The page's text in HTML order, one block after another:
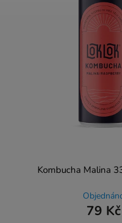
Kombucha Malina
79 Kč